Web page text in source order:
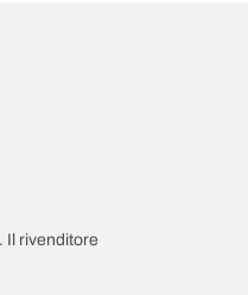
Il rivenditore